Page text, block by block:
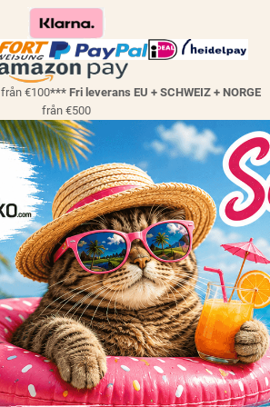
från €100*** Fri leverans EU + SCHWEIZ + NORGE
från €500